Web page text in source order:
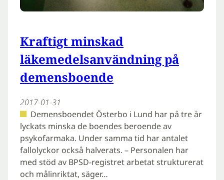
Kraftigt minskad
läkemedelsanvändning på
demensboende
2017-01-31
Demensboendet Österbo i Lund har på tre år
lyckats minska de boendes beroende av
psykofarmaka. Under samma tid har antalet
fallolyckor också halverats. – Personalen har
med stöd av BPSD-registret arbetat strukturerat
och målinriktat, säger…